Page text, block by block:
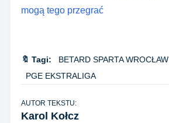
mogą tego przegrać
🔖 Tagi:
BETARD SPARTA WROCŁAW
PGE EKSTRALIGA
AUTOR TEKSTU:
Karol Kołcz